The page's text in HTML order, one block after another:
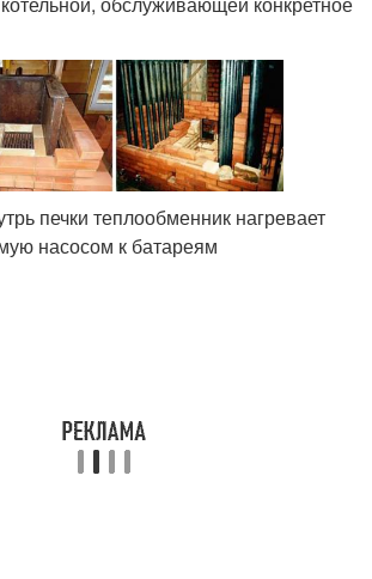
печки теплообменник нагревает
насосом к батареям